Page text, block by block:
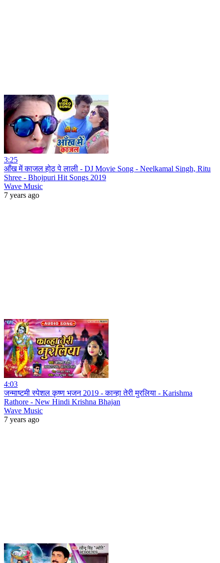
3:25
आँख में काजल होठ पे लाली - DJ Movie Song - Neelkamal Singh, Ritu
Shree - Bhojpuri Hit Songs 2019
Wave Music
7 years ago
4:03
जन्माष्टमी स्पेशल कृष्ण भजन 2019 - कान्हा तेरी मुरलिया - Karishma
Rathore - New Hindi Krishna Bhajan
Wave Music
7 years ago